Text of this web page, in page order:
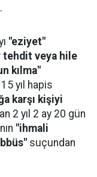
"eziyet"
tehdit veya hile
kılma"
yıl hapis
karşı kişiyi
2 yıl 2 ay 20 gün
"ihmali
suçundan